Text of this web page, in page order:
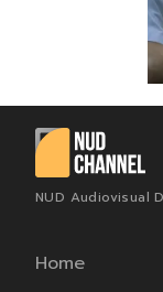
NUD Audiovisual
Home